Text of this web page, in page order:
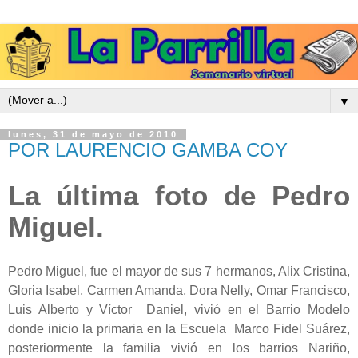
▼
lunes, 31 de mayo de 2010
POR LAURENCIO GAMBA COY
La última foto de Pedro
Miguel.
Pedro Miguel, fue el mayor de sus 7 hermanos, Alix Cristina,
Gloria Isabel, Carmen Amanda, Dora Nelly, Omar Francisco,
Luis Alberto y Víctor Daniel, vivió en el Barrio Modelo
donde inicio la primaria en la Escuela Marco Fidel Suárez,
posteriormente la familia vivió en los barrios Nariño,